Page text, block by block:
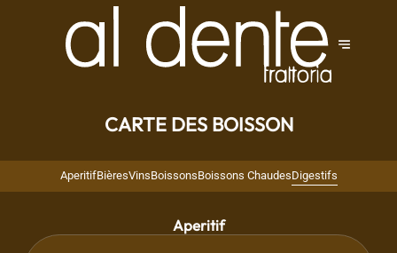
CARTE DES BOISSON
AperitifBièresVinsBoissonsBoissons ChaudesDigestifs
Aperitif